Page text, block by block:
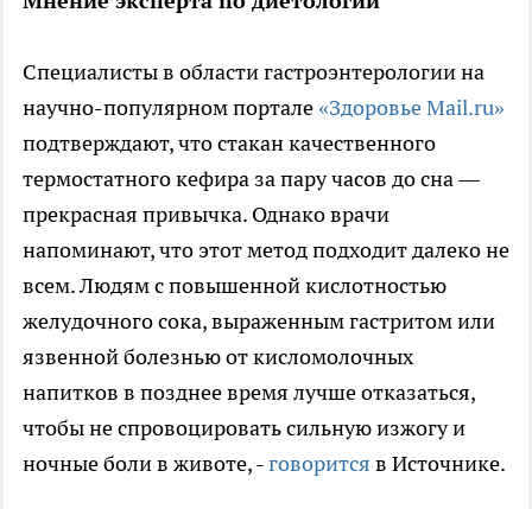
Специалисты в области гастроэнтерологии на
научно-популярном портале «Здоровье Mail.ru»
подтверждают, что стакан качественного
термостатного кефира за пару часов до сна —
прекрасная привычка. Однако врачи
напоминают, что этот метод подходит далеко не
всем. Людям с повышенной кислотностью
желудочного сока, выраженным гастритом или
язвенной болезнью от кисломолочных
напитков в позднее время лучше отказаться,
чтобы не спровоцировать сильную изжогу и
ночные боли в животе, -говорится в Источнике.